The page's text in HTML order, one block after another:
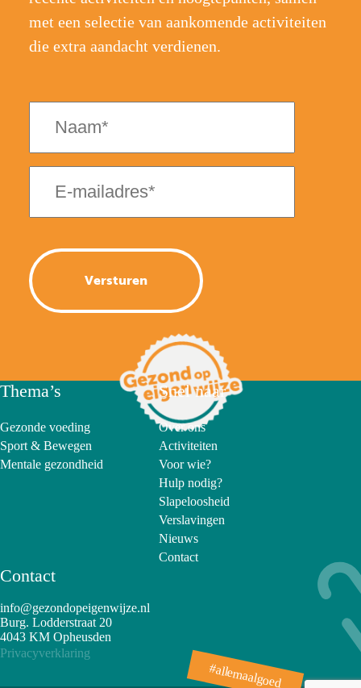
met een selectie van aankomende activiteiten
die extra aandacht verdienen.
Thema’s
Gezonde voeding
Sport & Bewegen
Mentale gezondheid
Snel naar
Over ons
Activiteiten
Voor wie?
Hulp nodig?
Slapeloosheid
Verslavingen
Nieuws
Contact
Contact
info@gezondopeigenwijze.nl
Burg. Lodderstraat 20
4043 KM Opheusden
Privacyverklaring
#allemaalgoed